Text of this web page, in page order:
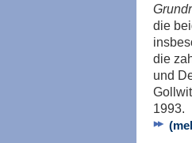
die
die
und
1993.